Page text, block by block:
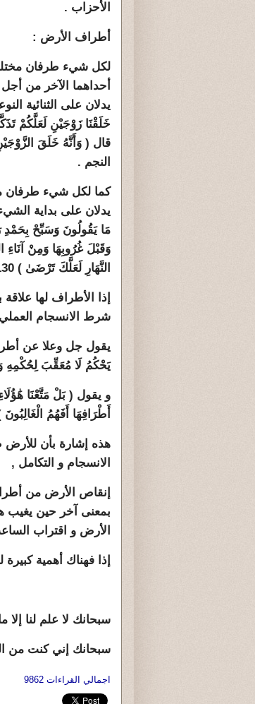
الأحزاب .
أطراف الأرض :
لكل شيء طرفان
أحداهما الآخر من
يدلان على الثنائية
النجم .
كما لكل شيء طرفان
يدلان على بداية
مَا يَقُولُونَ وَسَبِّحْ
وَقَبْلَ غُرُوبِهَا وَمِنْ
النَّهَارِ لَعَلَّكَ تَرْضَىٰ ) 130 طه .
إذا الأطراف لها
شرط الانسجام العملي
يقول جل وعلا عن
يَحْكُمُ لَا مُعَقِّبَ لِحُكْمِهِ وَهُوَ
و يقول ( بَلْ مَتَّعْنَا
أَطْرَافِهَا أَفَهُمُ الْغَالِبُونَ ) 44
هذه إشارة بأن للأرض
الانسجام و التكامل ,
إنقاص الأرض من
بمعنى آخر حين يغيب
الأرض و اقتراب
إذا فهناك أهمية
سبحانك لا علم لنا إلا
سبحانك إني كنت من
اجمالي القراءات 9862